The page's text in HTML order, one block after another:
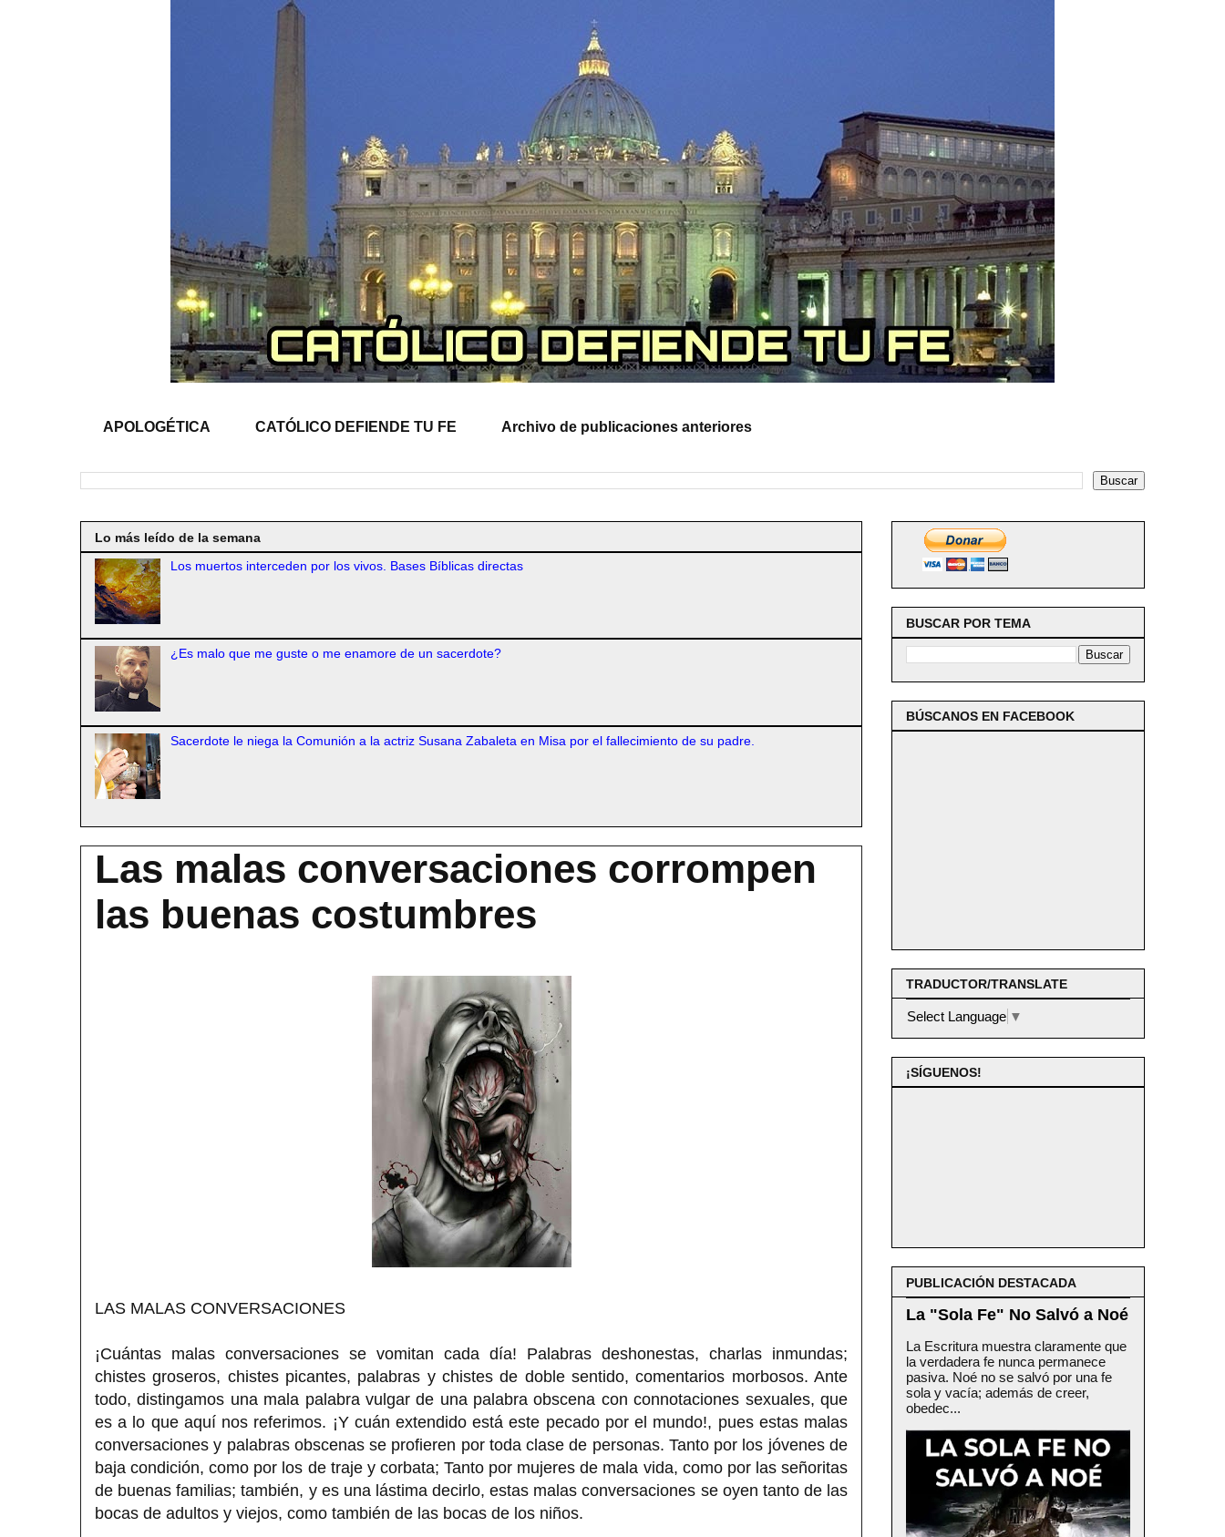
APOLOGÉTICA CATÓLICO DEFIENDE TU FE Archivo de publicaciones anteriores
Lo más leído de la semana
Los muertos interceden por los vivos. Bases Bíblicas directas
¿Es malo que me guste o me enamore de un sacerdote?
Sacerdote le niega la Comunión a la actriz Susana Zabaleta en Misa por el fallecimiento de su padre.
Las malas conversaciones corrompen
las buenas costumbres
LAS MALAS CONVERSACIONES
¡Cuántas malas conversaciones se vomitan cada día! Palabras deshonestas, charlas inmundas;
chistes groseros, chistes picantes, palabras y chistes de doble sentido, comentarios morbosos. Ante
todo, distingamos una mala palabra vulgar de una palabra obscena con connotaciones sexuales, que
es a lo que aquí nos referimos. ¡Y cuán extendido está este pecado por el mundo!, pues estas malas
conversaciones y palabras obscenas se profieren por toda clase de personas. Tanto por los jóvenes de
baja condición, como por los de traje y corbata; Tanto por mujeres de mala vida, como por las señoritas
de buenas familias; también, y es una lástima decirlo, estas malas conversaciones se oyen tanto de las
bocas de adultos y viejos, como también de las bocas de los niños.
BUSCAR POR TEMA
BÚSCANOS EN FACEBOOK
TRADUCTOR/TRANSLATE
Select Language ▼
¡SÍGUENOS!
PUBLICACIÓN DESTACADA
La "Sola Fe" No Salvó a Noé
La Escritura muestra claramente que
la verdadera fe nunca permanece
pasiva. Noé no se salvó por una fe
sola y vacía; además de creer,
obedec...